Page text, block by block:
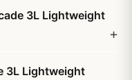
3L Lightweight
3L Lightweight